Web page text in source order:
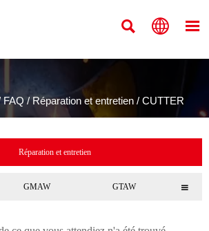
  
FAQ /Réparation et entretien / CUTTER
Réparation et entretien
GMAW GTAW 